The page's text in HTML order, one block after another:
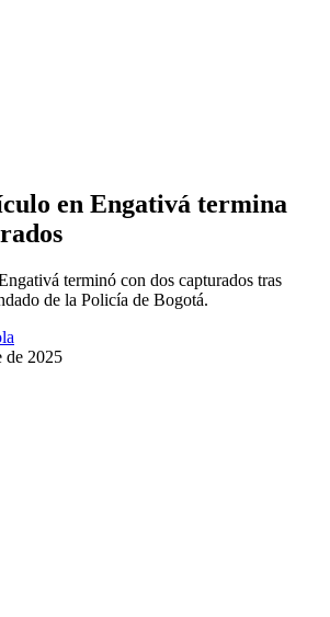
en Engativá termina
terminó con dos capturados tras
de la Policía de Bogotá.
de 2025